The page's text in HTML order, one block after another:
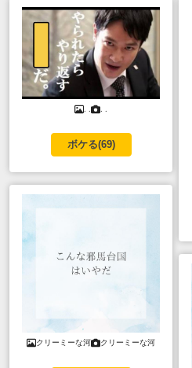
. . . .
ボケる(69)
クリーミーな河 クリーミーな河